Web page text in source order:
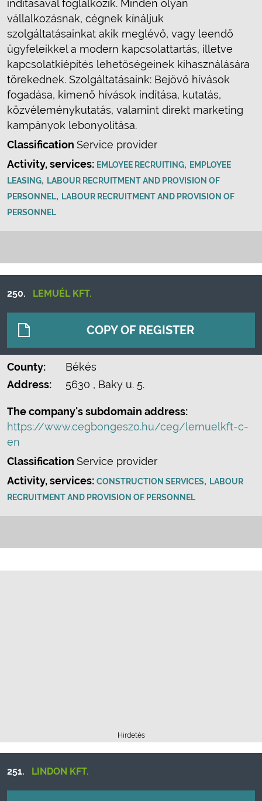
indításával foglalkozik. Minden olyan
vállalkozásnak, cégnek kínáljuk
szolgáltatásainkat akik meglévő, vagy leendő
ügyfeleikkel a modern kapcsolattartás, illetve
kapcsolatkiépítés lehetőségeinek kihasználására
törekednek. Szolgáltatásaink: Bejövő hívások
fogadása, kimenő hívások indítása, kutatás,
közvéleménykutatás, valamint direkt marketing
kampányok lebonyolítása.
Classification Service provider
Activity, services: EMLOYEE RECRUITING, EMPLOYEE
LEASING, LABOUR RECRUITMENT AND PROVISION OF
PERSONNEL, LABOUR RECRUITMENT AND PROVISION OF
PERSONNEL
250. LEMUÉL KFT.
COPY OF REGISTER
County:
Békés
Address:
5630 , Baky u. 5.
The company's subdomain address:
https://www.cegbongeszo.hu/ceg/lemuelkft-c-
en
Classification Service provider
Activity, services: CONSTRUCTION SERVICES, LABOUR
RECRUITMENT AND PROVISION OF PERSONNEL
Hirdetés
251. LINDON KFT.